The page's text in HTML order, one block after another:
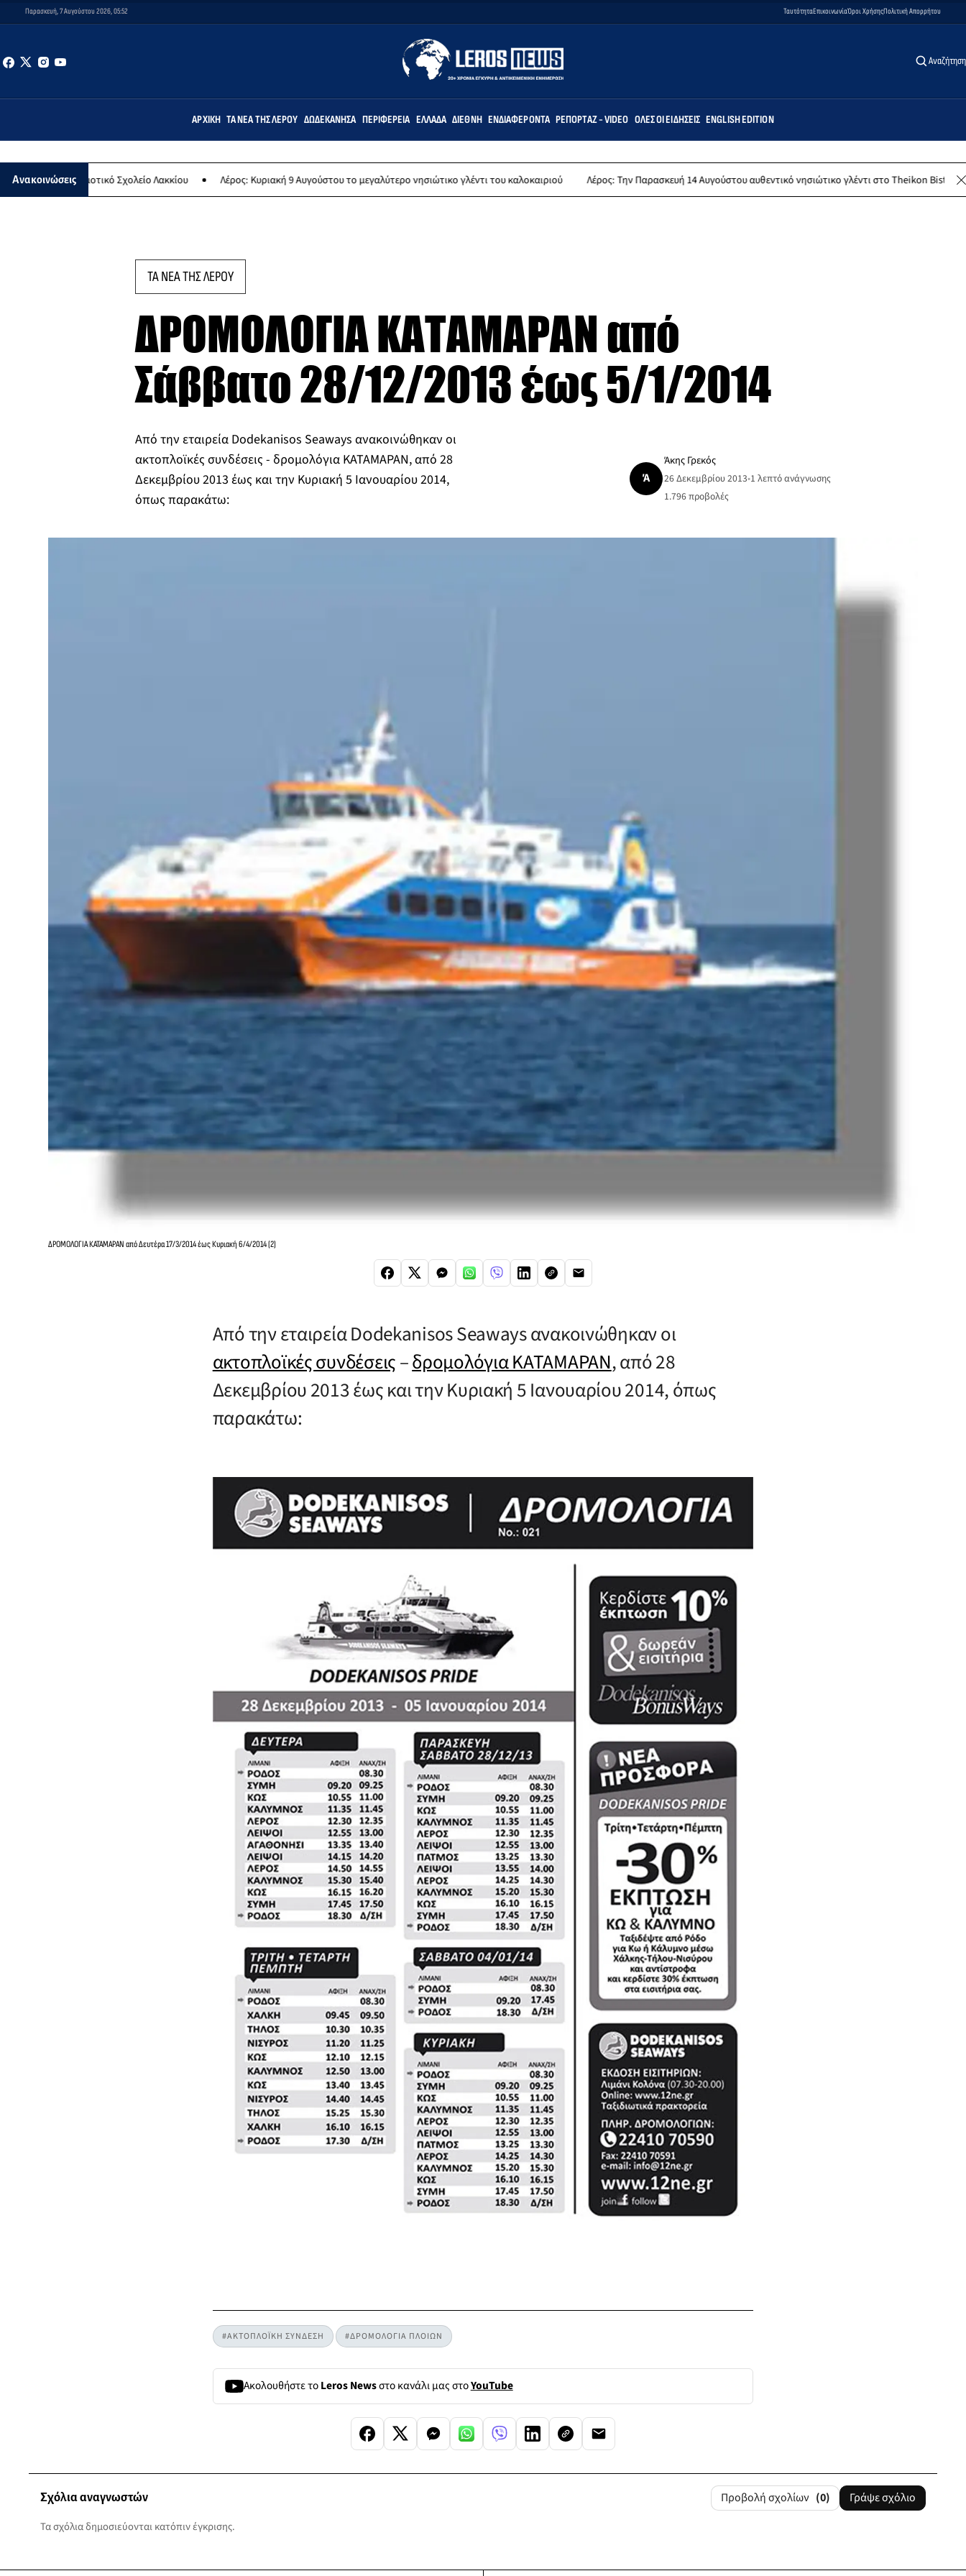
Παρασκευή, 7 Αυγούστου 2026, 05:52 ΤαυτότηταΕπικοινωνίαΌροι ΧρήσηςΠολιτική Απορρήτου
Αναζήτηση
ΑΡΧΙΚΉ ΤΑ ΝΈΑ ΤΗΣ ΛΈΡΟΥ ΔΩΔΕΚΆΝΗΣΑ ΠΕΡΙΦΈΡΕΙΑ ΕΛΛΆΔΑ ΔΙΕΘΝΉ ΕΝΔΙΑΦΈΡΟΝΤΑ ΡΕΠΟΡΤΆΖ - VIDEO ΌΛΕΣ ΟΙ ΕΙΔΉΣΕΙΣ ENGLISH EDITION
ΑνακοινώσειςΣχολείο Λακκίου Λέρος: Κυριακή 9 Αυγούστου το μεγαλύτερο νησιώτικο γλέντι του καλοκαιριού Λέρος: Την Παρασκευή 14 Αυγούστου αυθεντικό νησιώτικο γλέντι στο Theikon Bistro Restaurant!
ΤΑ ΝΕΑ ΤΗΣ ΛΕΡΟΥ
ΔΡΟΜΟΛΟΓΙΑ ΚΑΤΑΜΑΡΑΝ από
Σάββατο 28/12/2013 έως 5/1/2014
Από την εταιρεία Dodekanisos Seaways ανακοινώθηκαν οι
ακτοπλοϊκές συνδέσεις - δρομολόγια ΚΑΤΑΜΑΡΑΝ, από 28
Δεκεμβρίου 2013 έως και την Κυριακή 5 Ιανουαρίου 2014,
όπως παρακάτω:
Ά
Άκης Γρεκός
26 Δεκεμβρίου 2013•1 λεπτό ανάγνωσης
1.796προβολές
ΔΡΟΜΟΛΟΓΙΑ ΚΑΤΑΜΑΡΑΝ από Δευτέρα 17/3/2014 έως Κυριακή 6/4/2014 (2)
Από την εταιρεία Dodekanisos Seaways ανακοινώθηκαν οι
ακτοπλοϊκές συνδέσεις–δρομολόγια ΚΑΤΑΜΑΡΑΝ, από 28
Δεκεμβρίου 2013 έως και την Κυριακή 5 Ιανουαρίου 2014, όπως
παρακάτω:
#ΑΚΤΟΠΛΟΪΚΗ ΣΥΝΔΕΣΗ #ΔΡΟΜΟΛΟΓΙΑ ΠΛΟΙΩΝ
Ακολουθήστε τοLeros Newsστο κανάλι μας στοYouTube
Σχόλια αναγνωστών Προβολή σχολίων (0) Γράψε σχόλιο
Τα σχόλια δημοσιεύονται κατόπιν έγκρισης.